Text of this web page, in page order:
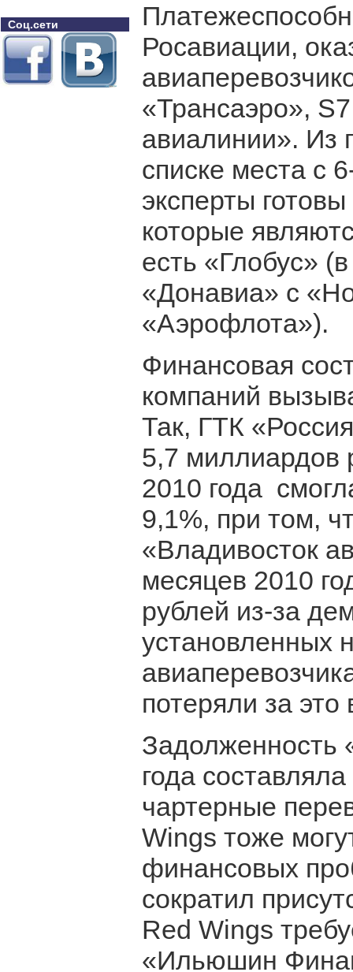
Соц.сети
Росавиации,
«Трансаэро»,
авиалинии». Из
списке места с
эксперты
которые
есть «Глобус»
«Донавиа» с
«Аэрофлота»).
Финансовая
компаний
Так, ГТК
5,7 миллиардов
2010 года
9,1%, при том,
«Владивосток
месяцев 2010
рублей из-за
установленных
потеряли за
Задолженность
года
чартерные
Wings тоже
финансовых
сократил
Red Wings
«Ильюшин